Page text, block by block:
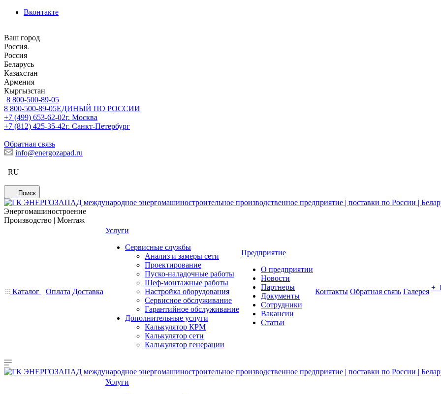
Вконтакте
Ваш город
Россия
Россия
Беларусь
Казахстан
Армения
Кыргызстан
8 800-500-89-05
8 800-500-89-05ЕДИНЫЙ ПО РОССИИ
+7 (499) 653-62-02г. Москва
+7 (812) 425-35-42г. Санкт-Петербург
Обратная связь
info@energozapad.ru
RU
Поиск
Энергомашиностроение
Производство | Монтаж
Каталог Оплата Доставка
Услуги
Сервисные службы
Анализ и замеры сети
Проектирование
Пуско-наладочные работы
Шеф-монтажные работы
Настройка оборудования
Сервисное обслуживание
Гарантийное обслуживание
Дополнительные услуги
Калькулятор КРМ
Калькулятор сети
Калькулятор генерации
Предприятие
О предприятии
Новости
Партнеры
Документы
Сотрудники
Вакансии
Статьи
Контакты Обратная связь Галерея +
Услуги